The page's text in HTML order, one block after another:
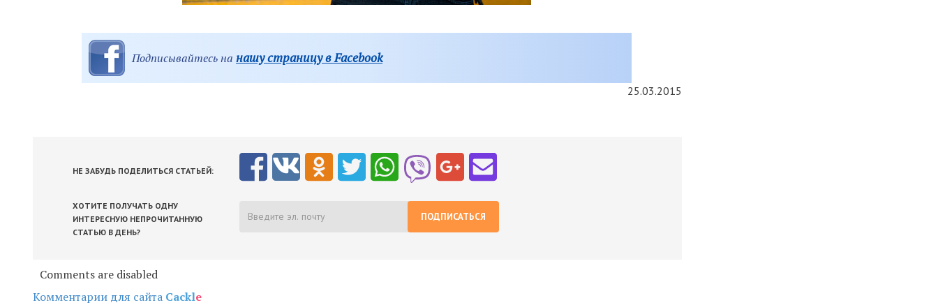
Подписывайтесь на нашу страницу в Facebook
25.03.2015
НЕ ЗАБУДЬ ПОДЕЛИТЬСЯ СТАТЬЕЙ:
ХОТИТЕ ПОЛУЧАТЬ ОДНУ
ИНТЕРЕСНУЮ НЕПРОЧИТАННУЮ
СТАТЬЮ В ДЕНЬ?
ПОДПИСАТЬСЯ
Comments are disabled
Комментарии для сайта Cackle